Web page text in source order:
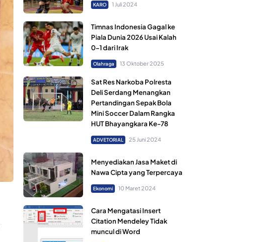
KARO 1 Juli 2024
Timnas Indonesia Gagal ke
Piala Dunia 2026 Usai Kalah
0-1 dari Irak
Olahraga 13 Oktober 2025
Sat Res Narkoba Polresta
Deli Serdang Menangkan
Pertandingan Sepak Bola
Mini Soccer Dalam Rangka
HUT Bhayangkara Ke-78
ADVETORIAL 25 Juni 2024
Menyediakan Jasa Maket di
Nawa Cipta yang Terpercaya
Ekonomi 10 Maret 2024
Cara Mengatasi Insert
Citation Mendeley Tidak
muncul di Word